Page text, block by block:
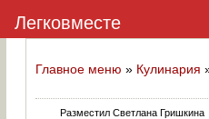
Главное меню » Кулинария
Разместил Светлана Гришкина
Легковместе